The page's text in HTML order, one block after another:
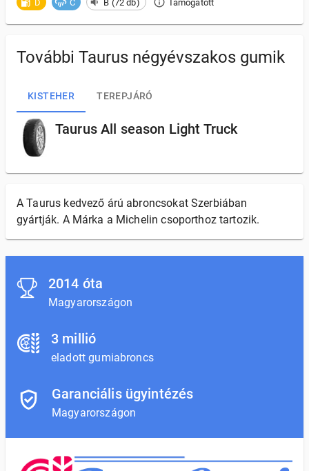
D C B (72 db) Támogatott
További Taurus négyévszakos gumik
KISTEHER TEREPJÁRÓ
Taurus All season Light Truck
A Taurus kedvező árú abroncsokat Szerbiában
gyártják. A Márka a Michelin csoporthoz tartozik.
2014 óta
Magyarországon
3 millió
eladott gumiabroncs
Garanciális ügyintézés
Magyarországon